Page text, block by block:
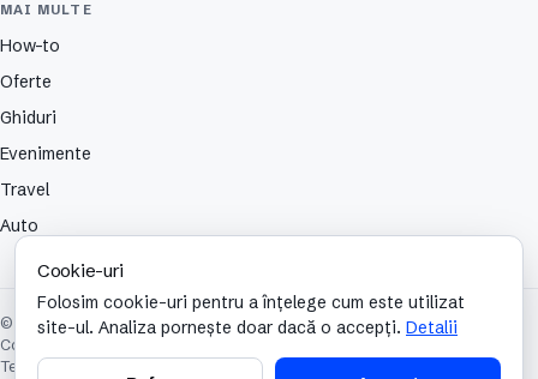
MAI MULTE
How-to
Oferte
Ghiduri
Evenimente
Travel
Auto
© 2026 TechCafe. Toate drepturile rezervate.
Contact
Termeni și condiții
Cookie-uri
Folosim cookie-uri pentru a înțelege cum este utilizat
site-ul. Analiza pornește doar dacă o accepți. Detalii